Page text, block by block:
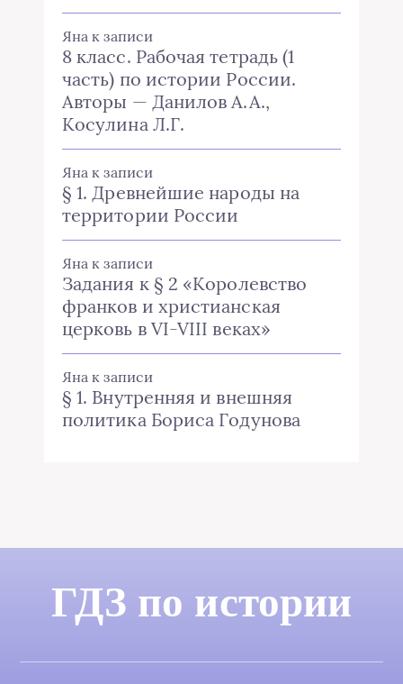
Яна к записи
8 класс. Рабочая тетрадь (1
часть) по истории России.
Авторы — Данилов А.А.,
Косулина Л.Г.
Яна к записи
§ 1. Древнейшие народы на
территории России
Яна к записи
Задания к § 2 «Королевство
франков и христианская
церковь в VI-VIII веках»
Яна к записи
§ 1. Внутренняя и внешняя
политика Бориса Годунова
ГДЗ по истории